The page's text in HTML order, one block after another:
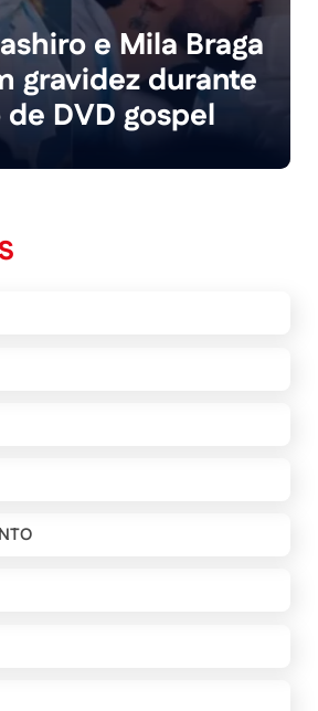
e Mila Braga
gravidez durante
DVD gospel